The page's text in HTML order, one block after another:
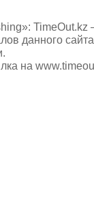
TimeOut.kz
данного
на